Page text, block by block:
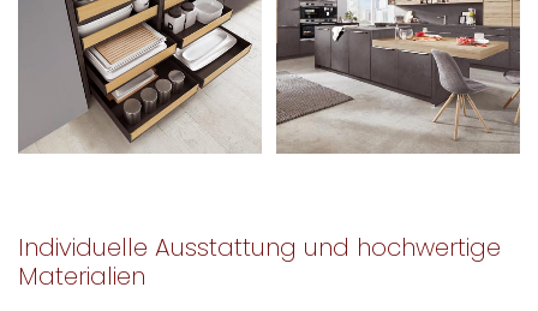
Individuelle Ausstattung und hochwertige
Materialien